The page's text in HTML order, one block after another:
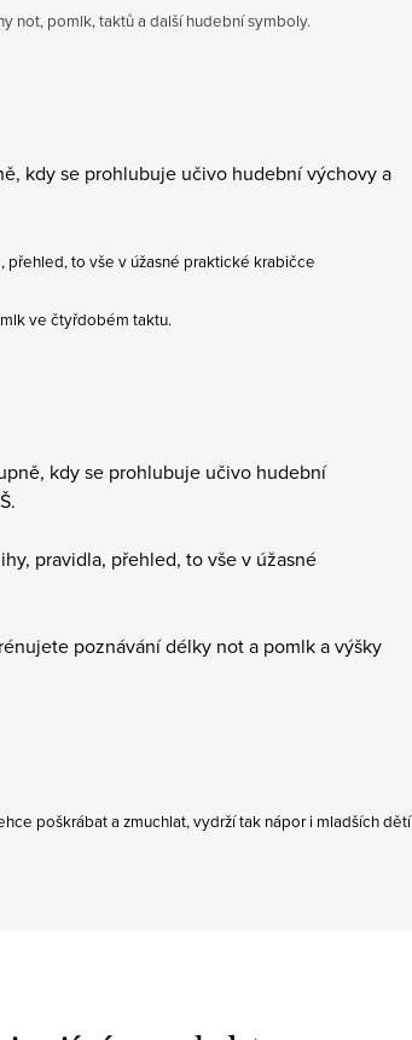
not, pomlk, taktů a další hudební symboly.
kdy se prohlubuje učivo hudební výchovy a
přehled, to vše v úžasné praktické krabičce
ve čtyřdobém taktu.
kdy se prohlubuje učivo hudební
pravidla, přehled, to vše v úžasné
poznávání délky not a pomlk a výšky
poškrábat a zmuchlat, vydrží tak nápor i mladších dětí